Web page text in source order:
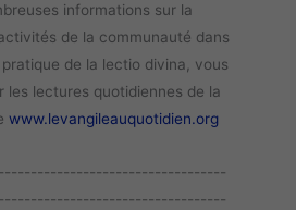
informations sur la
de la communauté dans
de la lectio divina, vous
les lectures quotidiennes de la
www.levangileauquotidien.org